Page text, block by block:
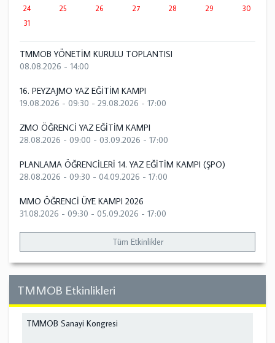
24
25 26 27 28 29
30
31
TMMOB YÖNETİM KURULU TOPLANTISI
08.08.2026 - 14:00
16. PEYZAJMO YAZ EĞİTİM KAMPI
19.08.2026 - 09:30 - 29.08.2026 - 17:00
ZMO ÖĞRENCİ YAZ EĞİTİM KAMPI
28.08.2026 - 09:00 - 03.09.2026 - 17:00
PLANLAMA ÖĞRENCİLERİ 14. YAZ EĞİTİM KAMPI (ŞPO)
28.08.2026 - 09:30 - 04.09.2026 - 17:00
MMO ÖĞRENCİ ÜYE KAMPI 2026
31.08.2026 - 09:30 - 05.09.2026 - 17:00
Tüm Etkinlikler
TMMOB Etkinlikleri
TMMOB Sanayi Kongresi